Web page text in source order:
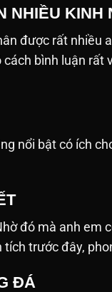
NHIỀU KINH
được rất
bình luận
nổi bật có ích
đó mà anh em
trước đây,
ĐÁ